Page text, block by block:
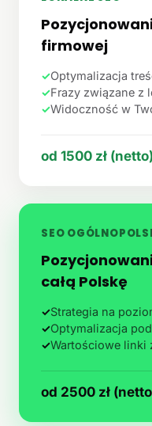
firmowej
✓Optymalizacja
✓Frazy związane z
✓Widoczność w
od 1500 zł (netto)
SEO
całą Polskę
✓Strategia na
✓Optymalizacja
✓Wartościowe linki
od 2500 zł